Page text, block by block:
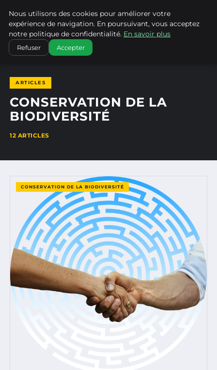
CLIMATECHANGENEBRASKA
ACCUEIL CONSERVATION DE LA BIODIVERSITÉ
ARTICLES
CONSERVATION DE LA
BIODIVERSITÉ
12 ARTICLES
CONSERVATION DE LA BIODIVERSITÉ
Nous utilisons des cookies pour améliorer votre
expérience de navigation. En poursuivant, vous acceptez
notre politique de confidentialité. En savoir plus
Refuser Accepter